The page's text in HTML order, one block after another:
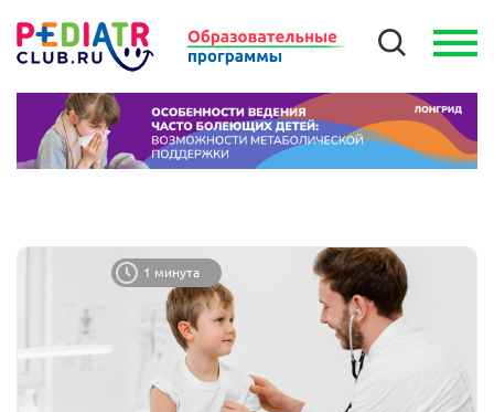
1 минута